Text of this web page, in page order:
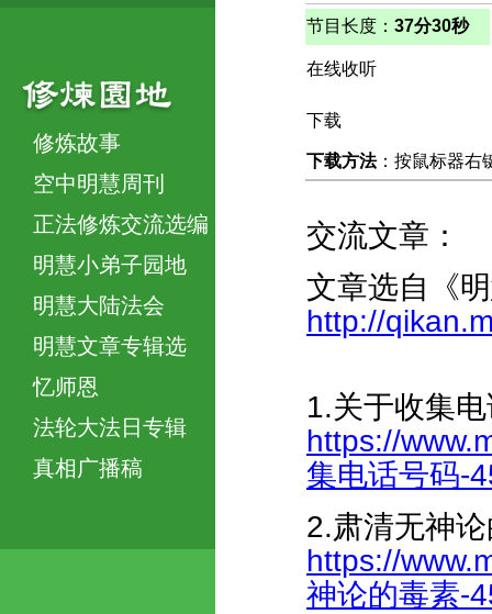
修炼故事
空中明慧周刊
正法修炼交流选编
明慧小弟子园地
明慧大陆法会
明慧文章专辑选
忆师恩
法轮大法日专辑
真相广播稿
节目长度： 37分30秒
在线收听
下载
下载方法：按鼠标器右
交流文章：
文章选自《
http://
1.关于收集
https://
集电话号码-
2.肃清无神
https://
神论的毒素-